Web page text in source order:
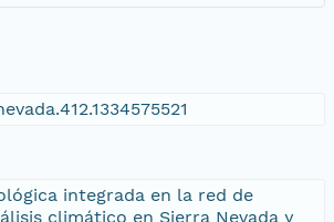
integrada en la red de
climático en Sierra Nevada y